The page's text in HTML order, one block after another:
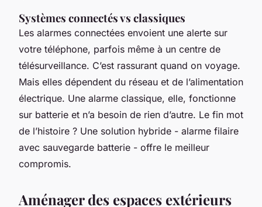
Systèmes connectés vs classiques
Les alarmes connectées envoient une alerte sur
votre téléphone, parfois même à un centre de
télésurveillance. C’est rassurant quand on voyage.
Mais elles dépendent du réseau et de l’alimentation
électrique. Une alarme classique, elle, fonctionne
sur batterie et n’a besoin de rien d’autre. Le fin mot
de l’histoire ? Une solution hybride - alarme filaire
avec sauvegarde batterie - offre le meilleur
compromis.
Aménager des espaces extérieurs